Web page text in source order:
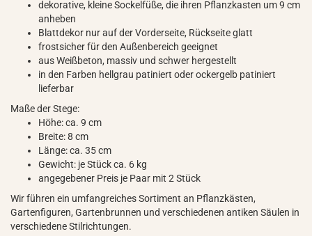
dekorative, kleine Sockelfüße, die ihren Pflanzkasten um 9 cm
anheben
Blattdekor nur auf der Vorderseite, Rückseite glatt
frostsicher für den Außenbereich geeignet
aus Weißbeton, massiv und schwer hergestellt
in den Farben hellgrau patiniert oder ockergelb patiniert
lieferbar
Maße der Stege:
Höhe: ca. 9 cm
Breite: 8 cm
Länge: ca. 35 cm
Gewicht: je Stück ca. 6 kg
angegebener Preis je Paar mit 2 Stück
Wir führen ein umfangreiches Sortiment an Pflanzkästen,
Gartenfiguren, Gartenbrunnen und verschiedenen antiken Säulen in
verschiedene Stilrichtungen.